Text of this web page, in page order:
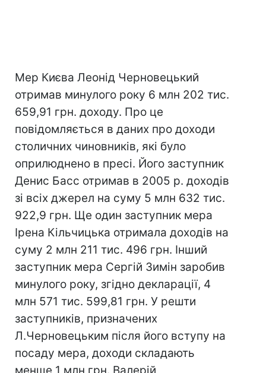
Мер Києва Леонід Черновецький
отримав минулого року 6 млн 202 тис.
659,91 грн. доходу. Про це
повідомляється в даних про доходи
столичних чиновників, які було
оприлюднено в пресі. Його заступник
Денис Басс отримав в 2005 р. доходів
зі всіх джерел на суму 5 млн 632 тис.
922,9 грн. Ще один заступник мера
Ірена Кільчицька отримала доходів на
суму 2 млн 211 тис. 496 грн. Інший
заступник мера Сергій Зимін заробив
минулого року, згідно декларації, 4
млн 571 тис. 599,81 грн. У решти
заступників, призначених
Л.Черновецьким після його вступу на
посаду мера, доходи складають